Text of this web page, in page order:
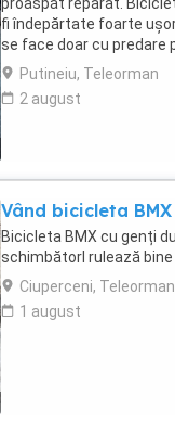
fi îndepărtate foarte ușor.
se face doar cu predare
Putineiu, Teleorman
2 august
Vând bicicleta BMX
Bicicleta BMX cu genți
schimbătorl rulează
Ciuperceni, Teleorman
1 august